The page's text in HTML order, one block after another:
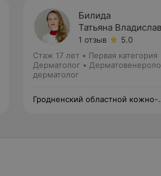
Билида
Татьяна
1 отзыв
5.0
Стаж 17 лет • Первая категория
Дерматолог •
дерматолог
Гродненский областной кожно-